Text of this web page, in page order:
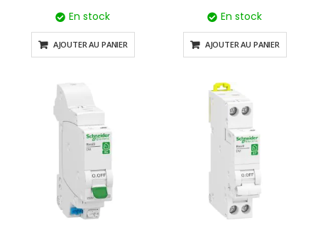
En stock
AJOUTER AU PANIER
En stock
AJOUTER AU PANIER